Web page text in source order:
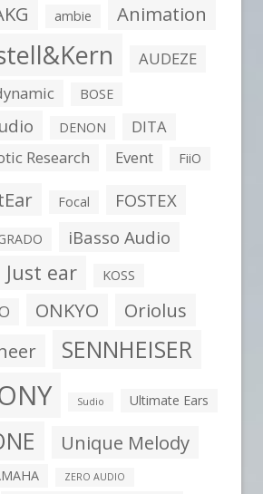
ambie Animation
AUDEZE
BOSE
DENON DITA
Research Event FiiO
Focal FOSTEX
iBasso Audio
Just ear KOSS
ONKYO Oriolus
SENNHEISER
Sudio Ultimate Ears
Unique Melody
ZERO AUDIO